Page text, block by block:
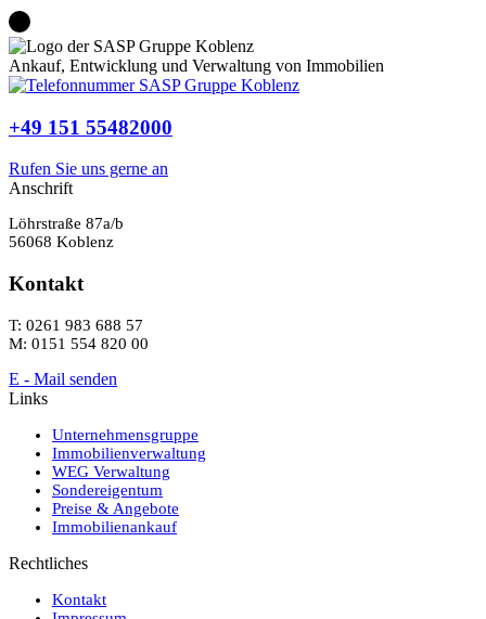
Ankauf, Entwicklung und Verwaltung von Immobilien
+49 151 55482000
Rufen Sie uns gerne an
Anschrift
Löhrstraße 87a/b
56068 Koblenz
Kontakt
T: 0261 983 688 57
M: 0151 554 820 00
E - Mail senden
Links
Unternehmensgruppe
Immobilienverwaltung
WEG Verwaltung
Sondereigentum
Preise & Angebote
Immobilienankauf
Rechtliches
Kontakt